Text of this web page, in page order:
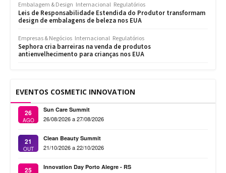
Embalagem & Design Internacional Regulatórios
Leis de Responsabilidade Estendida do Produtor transformam
design de embalagens de beleza nos EUA
Empresas & Negócios Internacional Regulatórios
Sephora cria barreiras na venda de produtos
antienvelhecimento para crianças nos EUA
EVENTOS COSMETIC INNOVATION
26
AGO
Sun Care Summit
26/08/2026 a 27/08/2026
21
OUT
Clean Beauty Summit
21/10/2026 a 22/10/2026
25 Innovation Day Porto Alegre - RS